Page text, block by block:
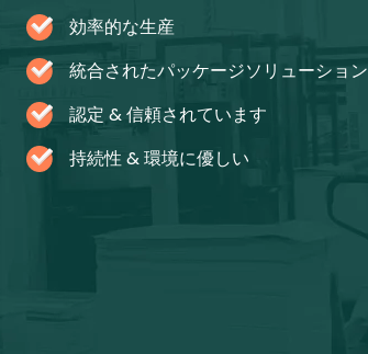
効率的な生産
統合されたパッケージソリューション
認定 & 信頼されています
持続性 & 環境に優しい